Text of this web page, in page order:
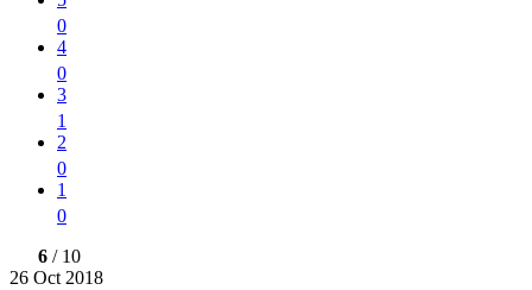
0
4
0
3
1
2
0
1
0
6 / 10
26 Oct 2018